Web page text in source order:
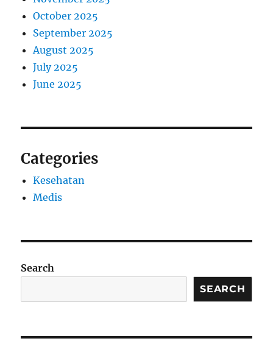
October 2025
September 2025
August 2025
July 2025
June 2025
Categories
Kesehatan
Medis
Search
SEARCH